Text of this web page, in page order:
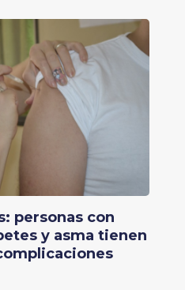
personas con
y asma tienen